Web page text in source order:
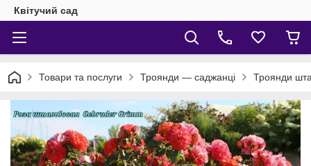
Квітучий сад
Товари та послуги Троянди — саджанці Троянди